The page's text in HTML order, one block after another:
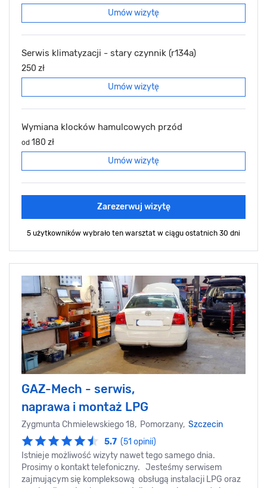
Umów wizytę
Serwis klimatyzacji - stary czynnik (r134a)
250 zł
Umów wizytę
Wymiana klocków hamulcowych przód
od 180 zł
Umów wizytę
Zarezerwuj wizytę
5 użytkowników wybrało ten warsztat w ciągu ostatnich 30 dni
GAZ-Mech - serwis,
naprawa i montaż LPG
Zygmunta Chmielewskiego 18, Pomorzany, Szczecin
5.7 (51 opinii)
Istnieje możliwość wizyty nawet tego samego dnia.
Prosimy o kontakt telefoniczny. Jesteśmy serwisem
zajmującym się kompleksową obsługą instalacji LPG oraz